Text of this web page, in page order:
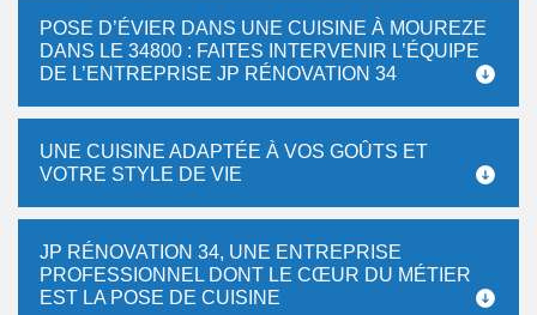
POSE D’ÉVIER DANS UNE CUISINE À MOUREZE
DANS LE 34800 : FAITES INTERVENIR L’ÉQUIPE
DE L’ENTREPRISE JP RÉNOVATION 34
UNE CUISINE ADAPTÉE À VOS GOÛTS ET
VOTRE STYLE DE VIE
JP RÉNOVATION 34, UNE ENTREPRISE
PROFESSIONNEL DONT LE CŒUR DU MÉTIER
EST LA POSE DE CUISINE